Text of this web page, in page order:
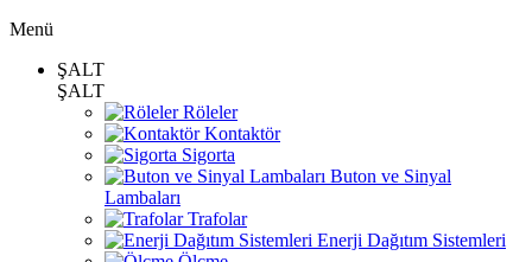
Menü
ŞALT
ŞALT
Röleler
Kontaktör
Sigorta
Buton ve Sinyal
Lambaları
Trafolar
Enerji Dağıtım Sistemleri